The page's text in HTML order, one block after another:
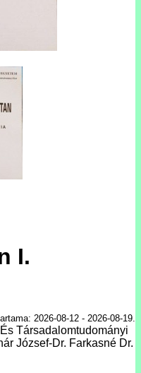
I.
2026-08-12 - 2026-08-19.
Társadalomtudományi
József-Dr. Farkasné Dr.